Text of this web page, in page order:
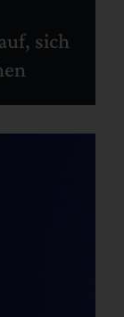
sich